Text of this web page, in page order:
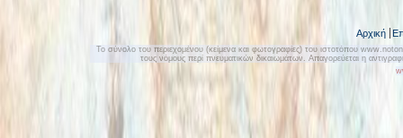
Αρχική
Το σύνολο του περιεχομένου (κείμενα και φωτογραφίες) του ιστοτόπου
τους νόμους περί πνευματικών δικαιωμάτων. Απαγορεύεται η